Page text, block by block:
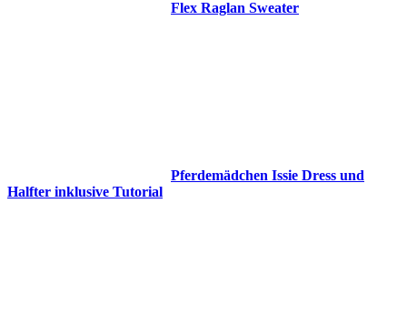
Flex Raglan Sweater
Pferdemädchen Issie Dress und
Halfter inklusive Tutorial